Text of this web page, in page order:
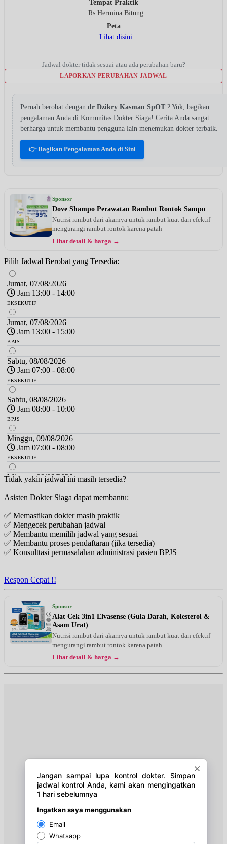
Tempat Praktik
: Rs Hermina Bitung
Peta
: Lihat disini
Jadwal dokter tidak sesuai atau ada perubahan baru?
LAPORKAN PERUBAHAN JADWAL
Pernah berobat dengan dr Dzikry Kasman SpOT ? Yuk, bagikan
pengalaman Anda di Komunitas Dokter Siaga! Cerita Anda sangat
berharga untuk membantu pengguna lain menemukan dokter terbaik.
👉 Bagikan Pengalaman Anda di Sini
Sponsor
Dove Shampo Perawatan Rambut Rontok Sampo
Nutrisi rambut dari akarnya untuk rambut kuat dan efektif
mengurangi rambut rontok karena patah
Lihat detail & harga →
Pilih Jadwal Berobat yang Tersedia:
Jumat, 07/08/2026
Jam 13:00 - 14:00
EKSEKUTIF
Jumat, 07/08/2026
Jam 13:00 - 15:00
BPJS
Sabtu, 08/08/2026
Jam 07:00 - 08:00
EKSEKUTIF
Sabtu, 08/08/2026
Jam 08:00 - 10:00
BPJS
Minggu, 09/08/2026
Jam 07:00 - 08:00
EKSEKUTIF
Minggu, 09/08/2026
Jam 08:00 - 10:00
BPJS
Senin, 10/08/2026
Jam 13:00 - 14:00
EKSEKUTIF
Senin, 10/08/2026
Jam 13:00 - 15:00
BPJS
Selasa, 11/08/2026
Jam 13:00 - 14:00
Jam 13:00 - 15:00
Jumat, 14/08/2026
Jam 13:00 - 14:00
Sabtu, 15/08/2026
Jam 07:00 - 08:00
Tidak yakin jadwal ini masih tersedia?
Asisten Dokter Siaga dapat membantu:
✅ Memastikan dokter masih praktik
✅ Mengecek perubahan jadwal
✅ Membantu memilih jadwal yang sesuai
✅ Membantu proses pendaftaran (jika tersedia)
✅ Konsulttasi permasalahan administrasi pasien BPJS
Respon Cepat !!
Sponsor
Alat Cek 3in1 Elvasense (Gula Darah, Kolesterol &
Asam Urat)
Nutrisi rambut dari akarnya untuk rambut kuat dan efektif
mengurangi rambut rontok karena patah
Lihat detail & harga →